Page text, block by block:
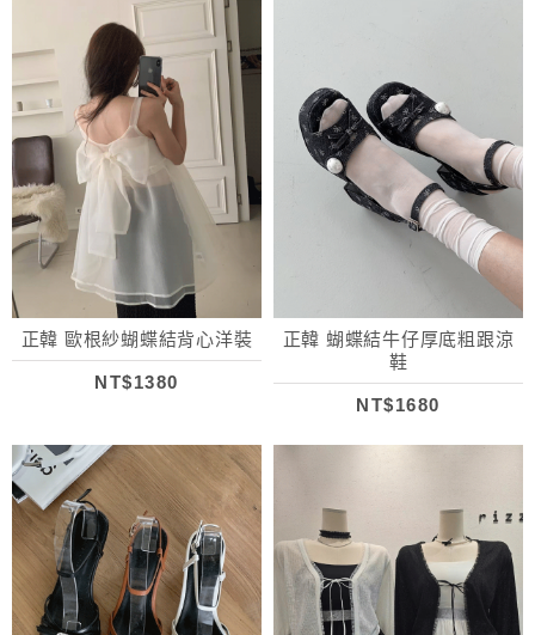
正韓 歐根紗蝴蝶結背心洋裝
NT$1380
正韓 蝴蝶結牛仔厚底粗跟涼
鞋
NT$1680